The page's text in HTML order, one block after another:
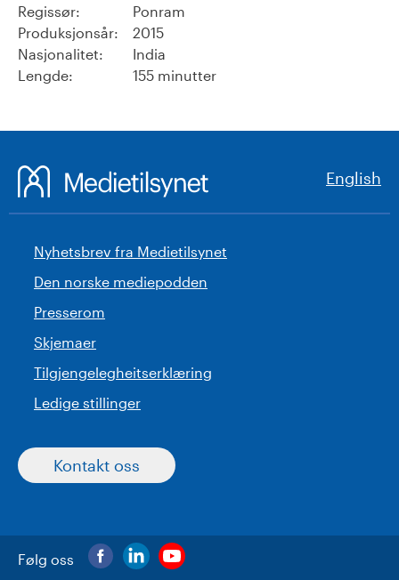
Regissør:
Ponram
Produksjonsår:
2015
Nasjonalitet:
India
Lengde:
155 minutter
English
Nyhetsbrev fra Medietilsynet
Den norske mediepodden
Presserom
Skjemaer
Tilgjengelegheitserklæring
Ledige stillinger
Kontakt oss
Følg oss